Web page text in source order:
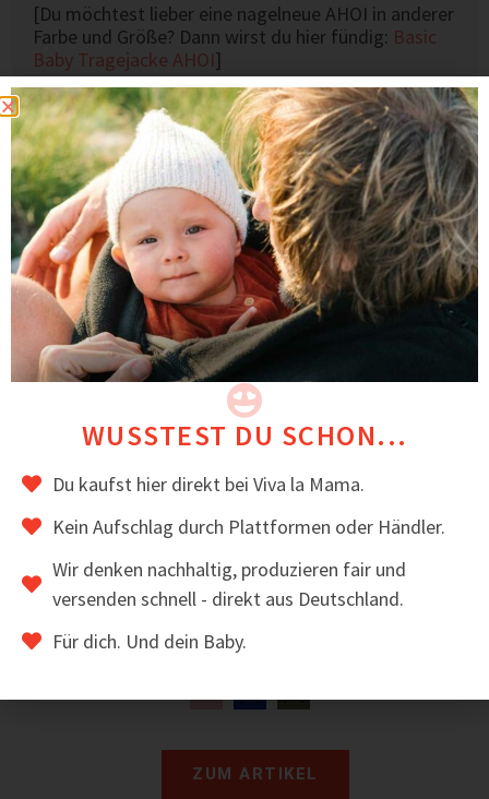
[Du möchtest lieber eine nagelneue AHOI in anderer
Farbe und Größe? Dann wirst du hier fündig: Basic
Baby Tragejacke AHOI]
Das könnte dir auch gefallen
22,00€
ZUM ARTIKEL
WUSSTEST DU SCHON...
Du kaufst hier direkt bei Viva la Mama.
Kein Aufschlag durch Plattformen oder Händler.
Wir denken nachhaltig, produzieren fair und
versenden schnell - direkt aus Deutschland.
Für dich. Und dein Baby.